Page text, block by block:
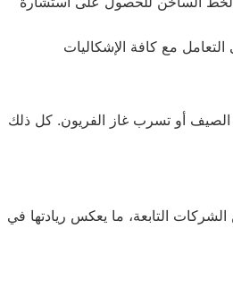
الصيف أو تسرب غاز الفريون. كل ذلك
التجارية العديد من الشركات التابعة، ما يعكس ريادتها في